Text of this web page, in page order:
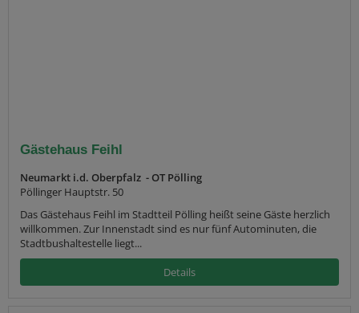
Gästehaus Feihl
Neumarkt i.d. Oberpfalz - OT Pölling
Pöllinger Hauptstr. 50
Das Gästehaus Feihl im Stadtteil Pölling heißt seine Gäste herzlich
willkommen. Zur Innenstadt sind es nur fünf Autominuten, die
Stadtbushaltestelle liegt...
Details